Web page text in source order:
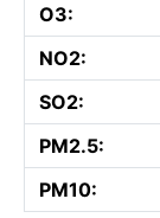
O3:
NO2:
SO2:
PM2.5:
PM10: